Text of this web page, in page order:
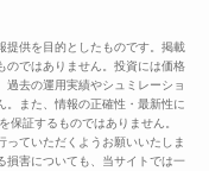
供を目的としたものです。掲載
のではありません。投資には価格
去の運用実績やシュミレーショ
。また、情報の正確性・最新性に
保証するものではありません。
ていただくようお願いいたしま
損害についても、当サイトでは一